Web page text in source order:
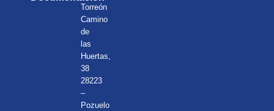
Torreón
Camino
de
las
Huertas,
38
28223
–
Pozuelo